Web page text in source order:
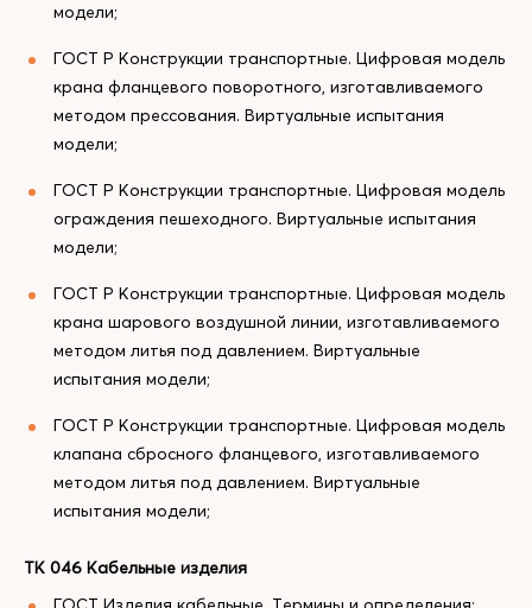
модели;
ГОСТ Р Конструкции транспортные. Цифровая модель
крана фланцевого поворотного, изготавливаемого
методом прессования. Виртуальные испытания
модели;
ГОСТ Р Конструкции транспортные. Цифровая модель
ограждения пешеходного. Виртуальные испытания
модели;
ГОСТ Р Конструкции транспортные. Цифровая модель
крана шарового воздушной линии, изготавливаемого
методом литья под давлением. Виртуальные
испытания модели;
ГОСТ Р Конструкции транспортные. Цифровая модель
клапана сбросного фланцевого, изготавливаемого
методом литья под давлением. Виртуальные
испытания модели;
ТК 046 Кабельные изделия